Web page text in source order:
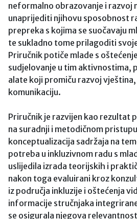
neformalno obrazovanje i razvoj
unaprijediti njihovu sposobnost
prepreka s kojima se suočavaju
te sukladno tome prilagoditi
Priručnik potiče mlade s
sudjelovanje u tim aktivnostima,
alate koji promiču razvoj vještina,
komunikaciju.
Priručnik je razvijen kao rezultat
na suradnji i metodičnom
konceptualizacija sadržaja na
potreba u inkluzivnom radu s
uslijedila izrada teorijskih i
nakon toga evaluirani kroz
iz područja inkluzije i oštećenja
informacije stručnjaka
se osigurala njegova